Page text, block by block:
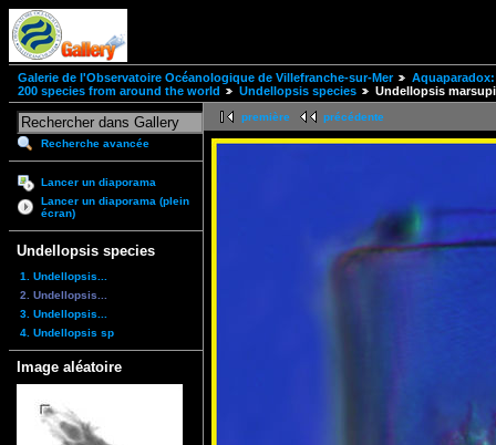
Galerie de l'Observatoire Océanologique de Villefranche-sur-Mer
200 species from around the world
Undellopsis species Undellopsis
Recherche avancée
Lancer un diaporama
Lancer un diaporama (plein
écran)
Undellopsis species
1. Undellopsis...
2. Undellopsis...
3. Undellopsis...
4. Undellopsis sp
Image aléatoire
première précédente